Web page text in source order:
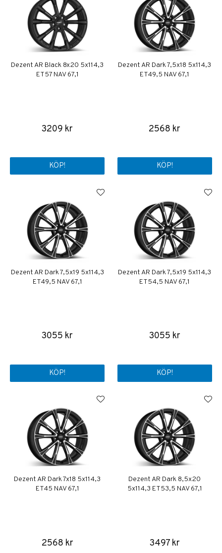
Dezent AR Black 8x20 5x114,3
ET57 NAV 67,1
3209 kr
KÖP!
Dezent AR Dark 7,5x18 5x114,3
ET49,5 NAV 67,1
2568 kr
KÖP!
Dezent AR Dark 7,5x19 5x114,3
ET49,5 NAV 67,1
3055 kr
KÖP!
Dezent AR Dark 7,5x19 5x114,3
ET54,5 NAV 67,1
3055 kr
KÖP!
Dezent AR Dark 7x18 5x114,3
ET45 NAV 67,1
2568 kr
Dezent AR Dark 8,5x20
5x114,3 ET53,5 NAV 67,1
3497 kr